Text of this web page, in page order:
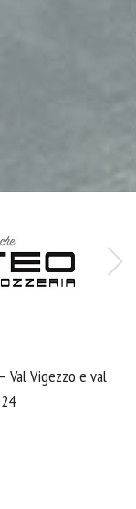
Val Vigezzo e val